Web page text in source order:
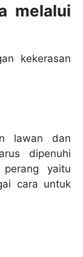
melalui
kekerasan
lawan dan
dipenuhi
yaitu
cara untuk